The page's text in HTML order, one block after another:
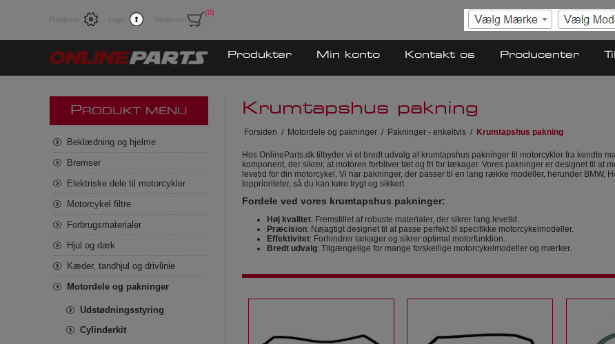
Registrér Login Varekurv
(0)
Produkter Min konto Kontakt os Producenter
Krumtapshus pakning
Forsiden / Motordele og pakninger / Pakninger - enkeltvis / Krumtapshus pakning
Hos OnlineParts.dk tilbyder vi et bredt udvalg af krumtapshus pakninger til motorcykler fra kendte
komponent, der sikrer, at motoren forbliver tæt og fri for lækager. Vores pakninger er designet til at
levetid for din motorcykel. Vi har pakninger, der passer til en lang række modeller, herunder BMW,
topprioriteter, så du kan køre trygt og sikkert.
Fordele ved vores krumtapshus pakninger:
Høj kvalitet: Fremstillet af robuste materialer, der sikrer lang levetid.
Præcision: Nøjagtigt designet til at passe perfekt til specifikke motorcykelmodeller.
Effektivitet: Forhindrer lækager og sikrer optimal motorfunktion.
Bredt udvalg: Tilgængelige for mange forskellige motorcykelmodeller og mærker.
P RODUKT MENU
Beklædning og hjelme
Bremser
Elektriske dele til motorcykler
Motorcykel filtre
Forbrugsmaterialer
Hjul og dæk
Kæder, tandhjul og drivlinie
Motordele og pakninger
Udstødningsstyring
Cylinderkit